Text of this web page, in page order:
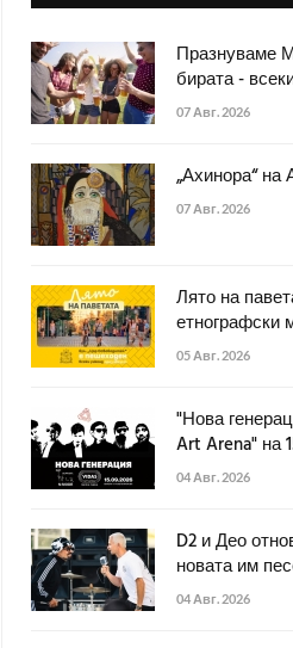
Празнуваме
бирата -
07 Авг. 2026
„Ахинора“ на
07 Авг. 2026
Лято на
етнографски
05 Авг. 2026
"Нова
Art Arena" на
04 Авг. 2026
D2 и Део
новата им
04 Авг. 2026